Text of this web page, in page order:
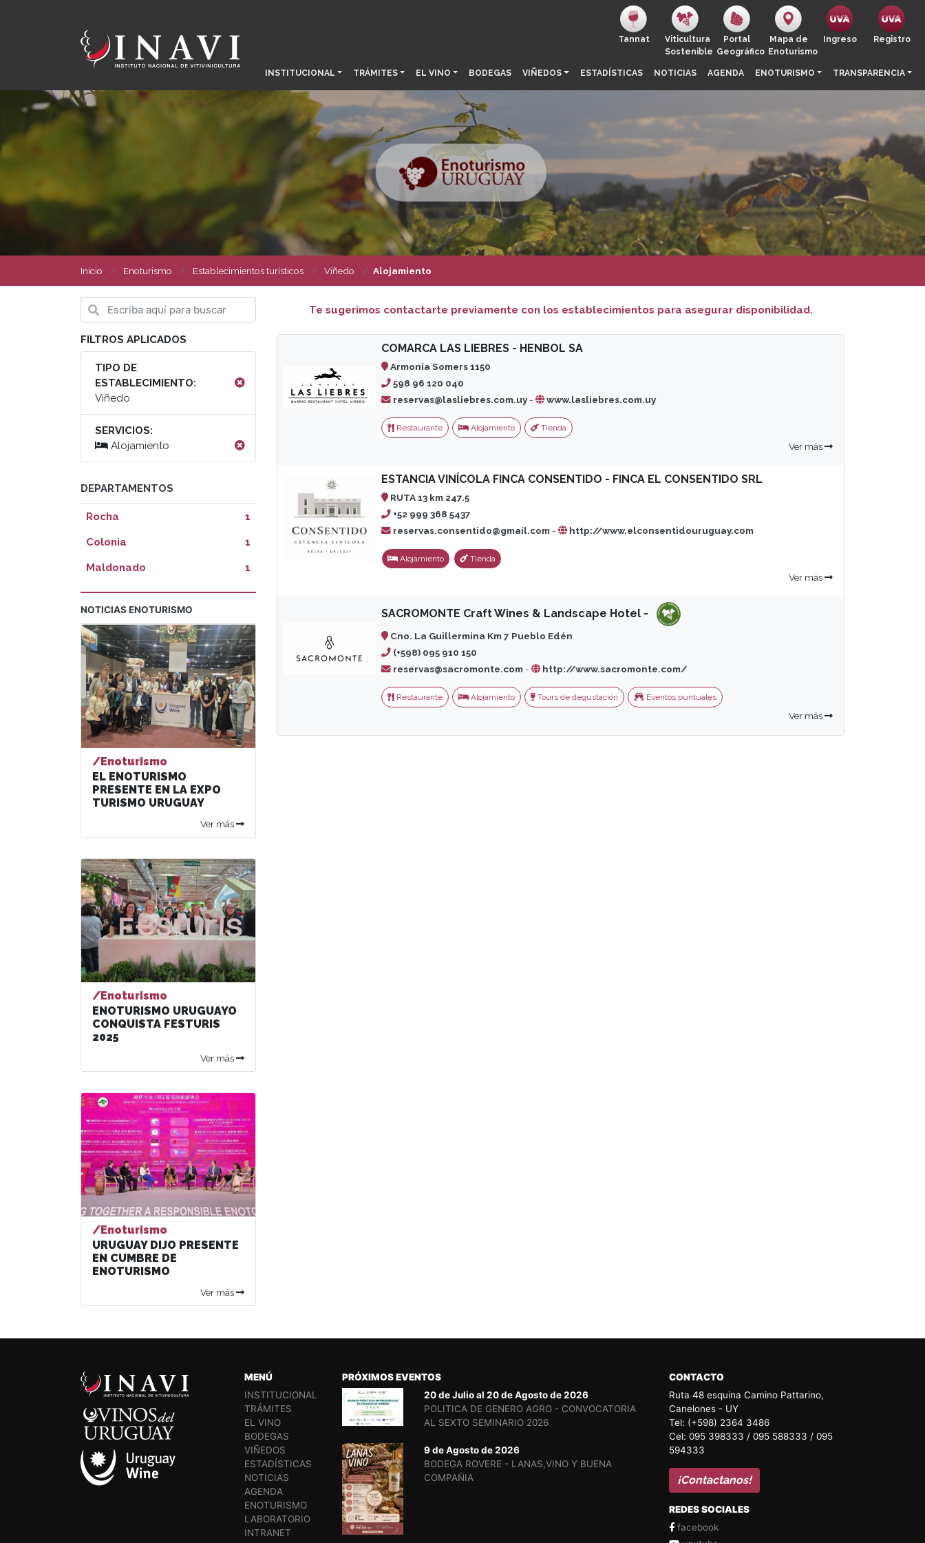
Tannat
Viticultura
Sostenible
Portal
Geográfico
Mapa de
Enoturismo
Ingreso Registro
INSTITUCIONAL TRÁMITES EL VINO BODEGAS VIÑEDOS ESTADÍSTICAS NOTICIAS AGENDA ENOTURISMO TRANSPARENCIA
Inicio Enoturismo Establecimientos turísticos Viñedo Alojamiento
Te sugerimos contactarte previamente con los establecimientos para asegurar disponibilidad.
COMARCA LAS LIEBRES - HENBOL SA
Armonía Somers 1150
598 96 120 040
reservas@lasliebres.com.uy- www.lasliebres.com.uy
Restaurante Alojamiento Tienda
Ver más
ESTANCIA VINÍCOLA FINCA CONSENTIDO - FINCA EL CONSENTIDO SRL
RUTA 13 km 247.5
+52 999 368 5437
reservas.consentido@gmail.com- http://www.elconsentidouruguay.com
Alojamiento Tienda
Ver más
SACROMONTE Craft Wines & Landscape Hotel -
Cno. La Guillermina Km 7 Pueblo Edén
(+598) 095 910 150
reservas@sacromonte.com- http://www.sacromonte.com/
Restaurante Alojamiento Tours de degustación Eventos puntuales
Ver más
FILTROS APLICADOS
TIPO DE
ESTABLECIMIENTO:
Viñedo
SERVICIOS:
Alojamiento
DEPARTAMENTOS
Rocha 1
Colonia 1
Maldonado 1
NOTICIAS ENOTURISMO
/Enoturismo
EL ENOTURISMO
PRESENTE EN LA EXPO
TURISMO URUGUAY
Ver más
/Enoturismo
ENOTURISMO URUGUAYO
CONQUISTA FESTURIS
2025
Ver más
/Enoturismo
URUGUAY DIJO PRESENTE
EN CUMBRE DE
ENOTURISMO
Ver más
MENÚ
INSTITUCIONAL
TRÁMITES
EL VINO
BODEGAS
VIÑEDOS
ESTADÍSTICAS
NOTICIAS
AGENDA
ENOTURISMO
LABORATORIO
INTRANET
PRÓXIMOS EVENTOS
20 de Julio al 20 de Agosto de 2026
POLITICA DE GENERO AGRO - CONVOCATORIA
AL SEXTO SEMINARIO 2026
9 de Agosto de 2026
BODEGA ROVERE - LANAS,VINO Y BUENA
COMPAÑIA
CONTACTO
Ruta 48 esquina Camino Pattarino,
Canelones - UY
Tel: (+598) 2364 3486
Cel: 095 398333 / 095 588333 / 095
594333
¡Contactanos!
REDES SOCIALES
facebook